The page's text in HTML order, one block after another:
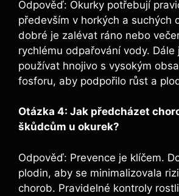
Odpověď: Okurky potřebují
především v horkých a suchých
dobré je zalévat ráno nebo
rychlému odpařování vody. Dále
používat hnojivo s vysokým
fosforu, aby podpořilo růst a
Otázka 4: Jak předcházet
škůdcům u okurek?
Odpověď: Prevence je klíčem.
plodin, aby se minimalizovala
chorob. Pravidelné kontroly